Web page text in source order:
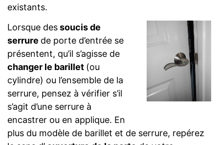
existants.
Lorsque dessoucis de
serrure de porte d’entrée se
présentent, qu’il s’agisse de
changer le barillet (ou
cylindre) ou l’ensemble de la
serrure, pensez à vérifier s’il
s’agit d’une serrure à
encastrer ou en applique. En
plus du modèle de barillet et de serrure, repérez